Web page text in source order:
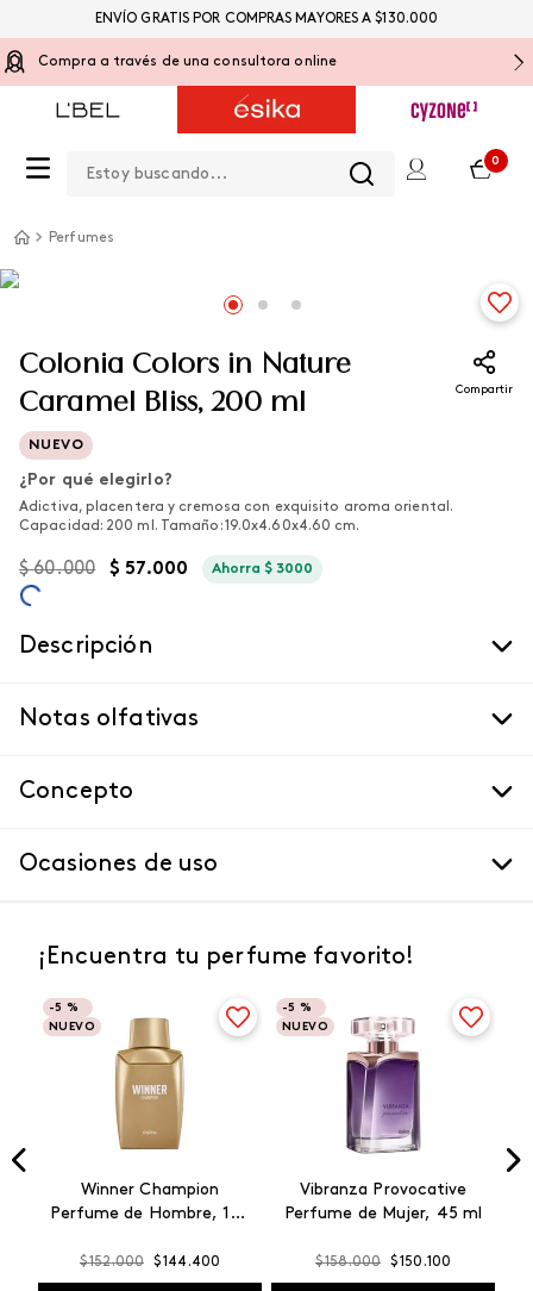
Compra a través de una consultora online
0
ENVÍO GRATIS POR COMPRAS MAYORES A $130.000
Perfumes
Colonia Colors in Nature
Caramel Bliss, 200 ml
Compartir
NUEVO
¿Por qué elegirlo?
Adictiva, placentera y cremosa con exquisito aroma oriental.
Capacidad: 200 ml. Tamaño: 19.0x4.60x4.60 cm.
$ 60.000 $ 57.000 Ahorra$ 3000
Descripción
Notas olfativas
Concepto
Ocasiones de uso
¡Encuentra tu perfume favorito!
-5 %
NUEVO
Winner Champion
Perfume de Hombre, 100
$152.000 $144 .400
-5 %
NUEVO
Vibranza Provocative
Perfume de Mujer, 45 ml
$158.000 $150 .100